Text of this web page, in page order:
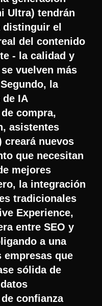
Ultra) tendrán
distinguir el
del contenido
- la calidad y
vuelven más
la
IA
compra,
asistentes
creará nuevos
que necesitan
mejores
la integración
tradicionales
Experience,
entre SEO y
a una
empresas que
sólida de
confianza